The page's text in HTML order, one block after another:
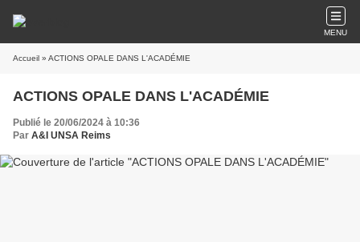
MENU
Accueil » ACTIONS OPALE DANS L'ACADÉMIE
ACTIONS OPALE DANS L'ACADÉMIE
Publié le 20/06/2024 à 10:36
Par A&I UNSA Reims